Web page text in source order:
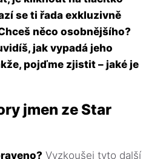
se ti řada exkluzivně
něco osobnějšího?
jak vypadá jeho
pojďme zjistit – jaké je
jmen ze Star
Vyzkoušej tyto další